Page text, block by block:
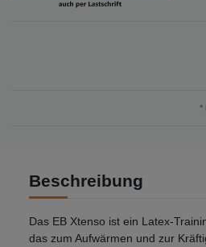
*
Beschreibung
Das EB Xtenso ist ein Latex-
das zum Aufwärmen und zur